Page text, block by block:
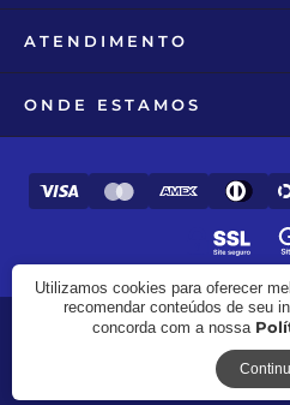
ATENDIMENTO
ONDE ESTAMOS
© 2017 - 2026 - Zooline -
Utilizamos cookies para oferecer
recomendar conteúdos de seu
concorda com a nossa